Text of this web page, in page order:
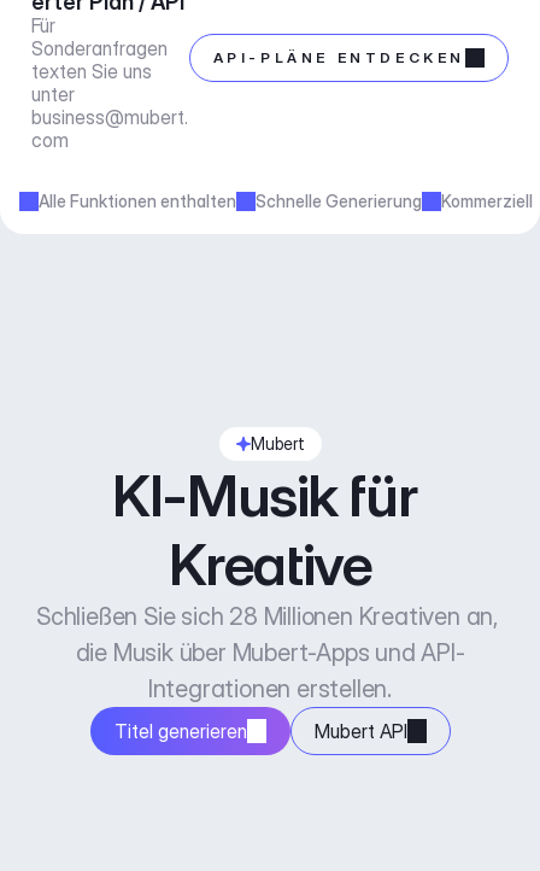
Für
Sonderanfragen
texten Sie uns
business@mubert.
com
API-PLÄNE ENTDECKEN
Alle Funktionen enthalten Schnelle Generierung
Mubert
KI-Musik für
Kreative
Schließen Sie sich 28 Millionen Kreativen an,
die Musik über Mubert-Apps und API-
Integrationen erstellen.
Titel generieren Mubert API